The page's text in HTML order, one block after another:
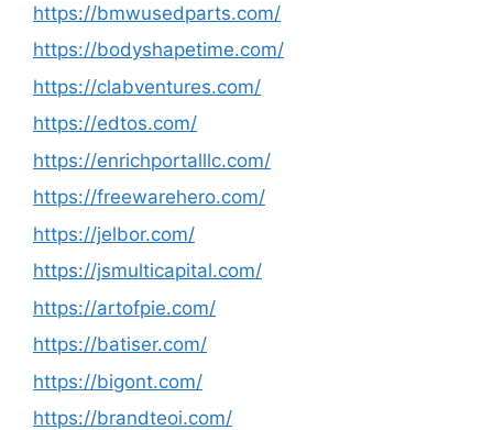
https://bmwusedparts.com/
https://bodyshapetime.com/
https://clabventures.com/
https://edtos.com/
https://enrichportalllc.com/
https://freewarehero.com/
https://jelbor.com/
https://jsmulticapital.com/
https://artofpie.com/
https://batiser.com/
https://bigont.com/
https://brandteoi.com/